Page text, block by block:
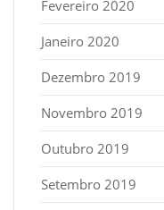
Fevereiro 2020
Janeiro 2020
Dezembro 2019
Novembro 2019
Outubro 2019
Setembro 2019